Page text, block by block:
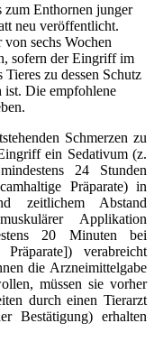
zum Enthornen junger
neu veröffentlicht.
sechs Wochen
sofern der Eingriff im
zu dessen Schutz
ist. Die empfohlene
Schmerzen zu
ein Sedativum (z.
24 Stunden
Präparate) in
zeitlichem Abstand
Applikation
20 Minuten bei
verabreicht
die Arzneimittelgabe
müssen sie vorher
durch einen Tierarzt
Bestätigung) erhalten